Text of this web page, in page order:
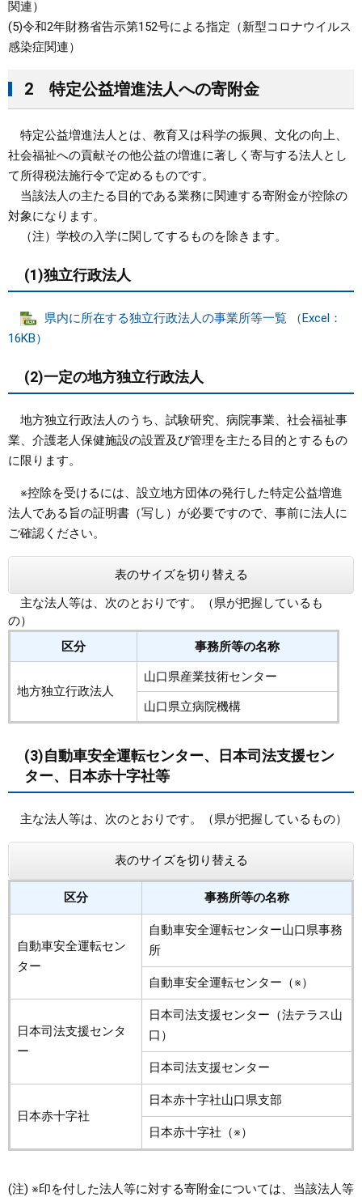
関連）
(5)令和2年財務省告示第152号による指定（新型コロナウイルス
感染症関連）
2 特定公益増進法人への寄附金
特定公益増進法人とは、教育又は科学の振興、文化の向上、
社会福祉への貢献その他公益の増進に著しく寄与する法人とし
て所得税法施行令で定めるものです。
当該法人の主たる目的である業務に関連する寄附金が控除の
対象になります。
（注）学校の入学に関してするものを除きます。
(1)独立行政法人
県内に所在する独立行政法人の事業所等一覧 （Excel：
16KB）
(2)一定の地方独立行政法人
地方独立行政法人のうち、試験研究、病院事業、社会福祉事
業、介護老人保健施設の設置及び管理を主たる目的とするもの
に限ります。
※控除を受けるには、設立地方団体の発行した特定公益増進
法人である旨の証明書（写し）が必要ですので、事前に法人に
ご確認ください。
表のサイズを切り替える
主な法人等は、次のとおりです。（県が把握しているも
の）
区分
事務所等の名称
地方独立行政法人
山口県産業技術センター
山口県立病院機構
(3)自動車安全運転センター、日本司法支援セン
ター、日本赤十字社等
主な法人等は、次のとおりです。（県が把握しているもの）
表のサイズを切り替える
区分 事務所等の名称
自動車安全運転セン
ター
自動車安全運転センター山口県事務
所
自動車安全運転センター（※）
日本司法支援センタ
ー
日本司法支援センター（法テラス山
口）
日本司法支援センター
日本赤十字社
日本赤十字社山口県支部
日本赤十字社（※）
(注) ※印を付した法人等に対する寄附金については、当該法人等